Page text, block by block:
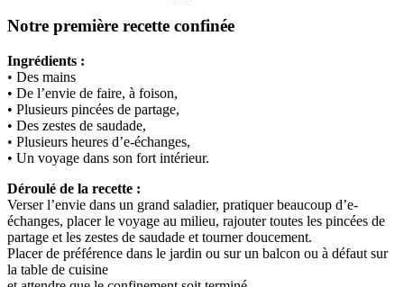
Notre première recette confinée
Ingrédients :
• Des mains
• De l’envie de faire, à foison,
• Plusieurs pincées de partage,
• Des zestes de saudade,
• Plusieurs heures d’e-échanges,
• Un voyage dans son fort intérieur.
Déroulé de la recette :
Verser l’envie dans un grand saladier, pratiquer beaucoup d’e-
échanges, placer le voyage au milieu, rajouter toutes les pincées de
partage et les zestes de saudade et tourner doucement.
Placer de préférence dans le jardin ou sur un balcon ou à défaut sur
la table de cuisine